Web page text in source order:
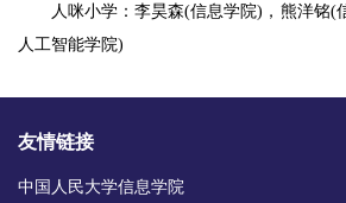
人咪小学：李昊森(信息学院)，熊洋铭(
人工智能学院)
友情链接
中国人民大学信息学院